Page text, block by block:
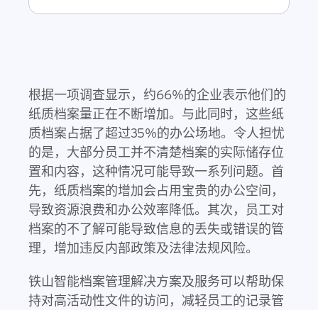
根据一项调查显示，约66%的企业表示他们的
纸质档案量正在不断增加。与此同时，这些纸
质档案占据了超过35%的办公场地。令人担忧
的是，大部分员工并不清楚档案的实际储存位
置和内容，这种情况可能导致一系列问题。首
先，纸质档案的增加会占用宝贵的办公空间，
导致资源浪费和办公效率降低。其次，员工对
档案的不了解可能导致信息的丢失或错误的管
理，增加违反内部政策及法律法规风险。
铁山智能档案管理解决方案及服务可以帮助保
持对高活动性文件的访问，减轻员工的记录管